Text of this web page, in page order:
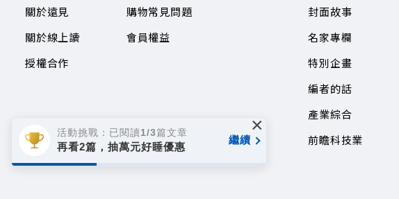
關於遠見
關於線上讀
授權合作
購物常見問題
會員權益
封面故事
名家專欄
特別企畫
編者的話
產業綜合
前瞻科技業
活動挑戰：已閱讀1/3篇文章
再看2篇，抽萬元好睡優惠
繼續
×